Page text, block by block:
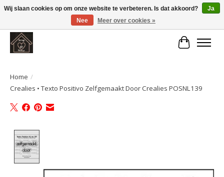
Large selection of products and fast shipping!
Home /
Crealies • Texto Positivo Zelfgemaakt Door Crealies POSNL139
Wij slaan cookies op om onze website te verbeteren. Is dat akkoord?
Ja
Nee
Meer over cookies »